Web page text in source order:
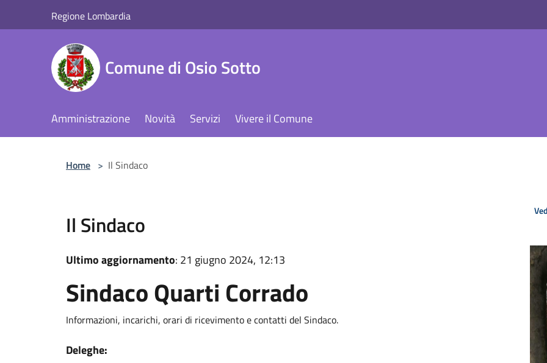
Regione Lombardia
Comune di Osio Sotto
Amministrazione Novità Servizi Vivere il Comune
Home > Il Sindaco
Il Sindaco
Ultimo aggiornamento: 21 giugno 2024, 12:13
Sindaco Quarti Corrado
Informazioni, incarichi, orari di ricevimento e contatti del Sindaco.
Deleghe: